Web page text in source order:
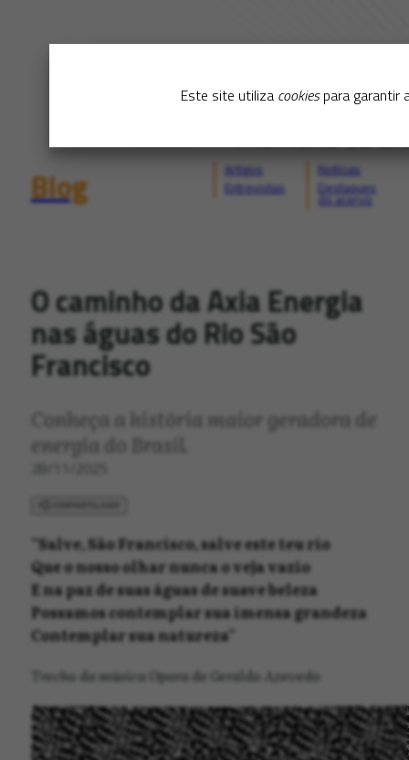
Este site utiliza cookiespara garantir
Blog
Artigos
Entrevistas
Notícias
Destaques
O caminho da Axia Energia
nas águas do Rio São
Francisco
Conheça a história maior geradora de
energia do Brasil.
28/11/2025
“Salve, São Francisco, salve este teu rio
Que o nosso olhar nunca o veja vazio
E na paz de suas águas de suave beleza
Possamos contemplar sua imensa grandeza
Contemplar sua natureza”
Trecho da música Opara de Geraldo Azevedo